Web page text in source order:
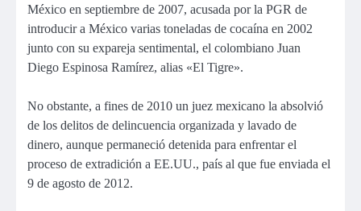
México en septiembre de 2007, acusada por la PGR de
introducir a México varias toneladas de cocaína en 2002
junto con su expareja sentimental, el colombiano Juan
Diego Espinosa Ramírez, alias «El Tigre».
No obstante, a fines de 2010 un juez mexicano la absolvió
de los delitos de delincuencia organizada y lavado de
dinero, aunque permaneció detenida para enfrentar el
proceso de extradición a EE.UU., país al que fue enviada el
9 de agosto de 2012.